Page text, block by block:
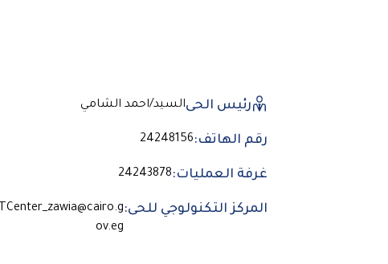
رئيس الحىالسيد/احمد الشامي
رقم الهاتف:24248156
غرفة العمليات:24243878
المركز التكنولوجي للحى:TCenter_zawia@cairo.g
ov.eg